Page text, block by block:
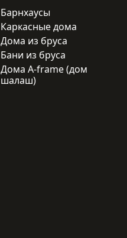
Барнхаусы
Каркасные дома
Дома из бруса
Бани из бруса
Дома A-frame (дом
шалаш)